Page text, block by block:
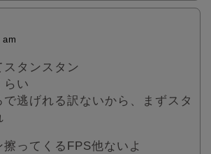
タンスタン
らい
逃げれる訳ないから、まずスタ
ってくるFPS他ないよ